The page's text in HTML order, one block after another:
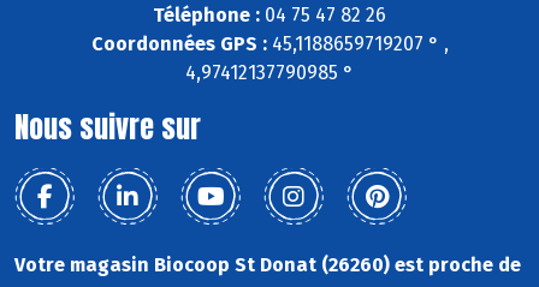
Téléphone : 04 75 47 82 26
Coordonnées GPS :45,1188659719207 ° ,
4,97412137790985 °
Nous suivre sur
Votre magasin Biocoop St Donat (26260) est proche de